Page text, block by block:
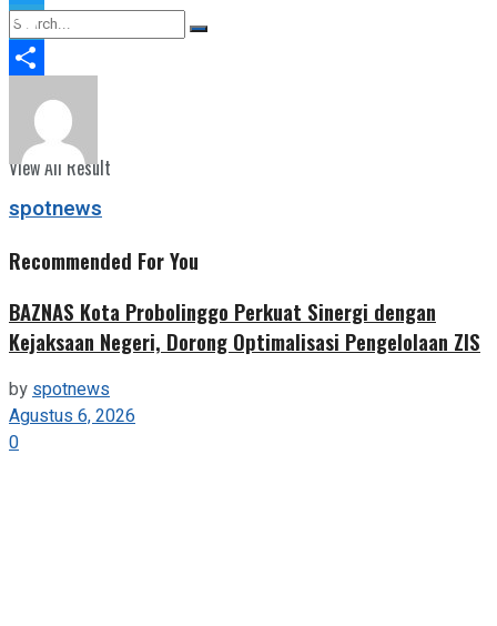
No Result
View All Result
Twitter
Telegram
Share
spotnews
Recommended For You
BAZNAS Kota Probolinggo Perkuat Sinergi dengan
Kejaksaan Negeri, Dorong Optimalisasi Pengelolaan ZIS
byspotnews
Agustus 6, 2026
0